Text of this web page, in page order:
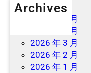
Archives
2026 年 7 月
2026 年 6 月
2026 年 3 月
2026 年 2 月
2026 年 1 月